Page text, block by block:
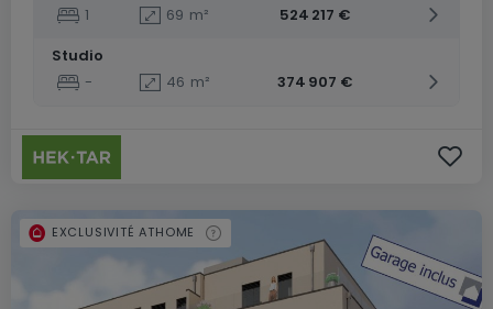
1
69 m²
524 217 €
Studio
-
46 m² 374 907 €
EXCLUSIVITÉ ATHOME